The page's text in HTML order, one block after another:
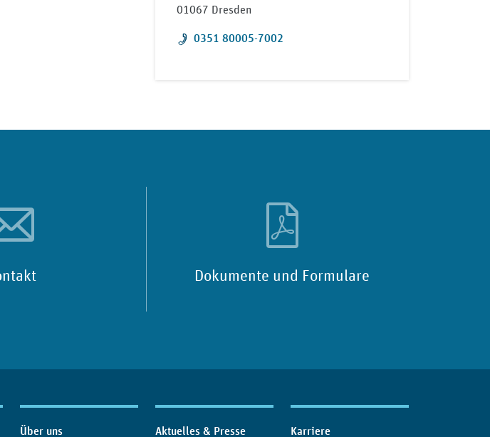
01067 Dresden
Telefon:
0351 80005-7002
Dokumente und Formulare
Über uns Aktuelles & Presse Karriere